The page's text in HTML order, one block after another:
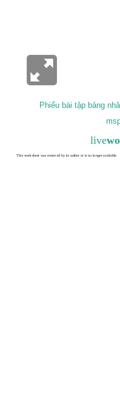
Phiếu bài tập bảng
live